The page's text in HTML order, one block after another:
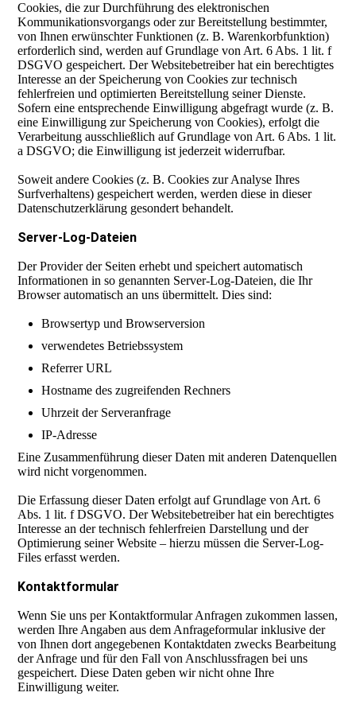
Cookies, die zur Durchführung des elektronischen
Kommunikationsvorgangs oder zur Bereitstellung bestimmter,
von Ihnen erwünschter Funktionen (z. B. Warenkorbfunktion)
erforderlich sind, werden auf Grundlage von Art. 6 Abs. 1 lit. f
DSGVO gespeichert. Der Websitebetreiber hat ein berechtigtes
Interesse an der Speicherung von Cookies zur technisch
fehlerfreien und optimierten Bereitstellung seiner Dienste.
Sofern eine entsprechende Einwilligung abgefragt wurde (z. B.
eine Einwilligung zur Speicherung von Cookies), erfolgt die
Verarbeitung ausschließlich auf Grundlage von Art. 6 Abs. 1 lit.
a DSGVO; die Einwilligung ist jederzeit widerrufbar.
Soweit andere Cookies (z. B. Cookies zur Analyse Ihres
Surfverhaltens) gespeichert werden, werden diese in dieser
Datenschutzerklärung gesondert behandelt.
Server-Log-Dateien
Der Provider der Seiten erhebt und speichert automatisch
Informationen in so genannten Server-Log-Dateien, die Ihr
Browser automatisch an uns übermittelt. Dies sind:
Browsertyp und Browserversion
verwendetes Betriebssystem
Referrer URL
Hostname des zugreifenden Rechners
Uhrzeit der Serveranfrage
IP-Adresse
Eine Zusammenführung dieser Daten mit anderen Datenquellen
wird nicht vorgenommen.
Die Erfassung dieser Daten erfolgt auf Grundlage von Art. 6
Abs. 1 lit. f DSGVO. Der Websitebetreiber hat ein berechtigtes
Interesse an der technisch fehlerfreien Darstellung und der
Optimierung seiner Website – hierzu müssen die Server-Log-
Files erfasst werden.
Kontaktformular
Wenn Sie uns per Kontaktformular Anfragen zukommen lassen,
werden Ihre Angaben aus dem Anfrageformular inklusive der
von Ihnen dort angegebenen Kontaktdaten zwecks Bearbeitung
der Anfrage und für den Fall von Anschlussfragen bei uns
gespeichert. Diese Daten geben wir nicht ohne Ihre
Einwilligung weiter.